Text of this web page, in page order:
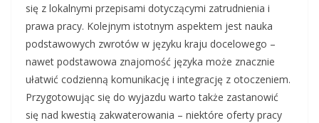
się z lokalnymi przepisami dotyczącymi zatrudnienia i
prawa pracy. Kolejnym istotnym aspektem jest nauka
podstawowych zwrotów w języku kraju docelowego –
nawet podstawowa znajomość języka może znacznie
ułatwić codzienną komunikację i integrację z otoczeniem.
Przygotowując się do wyjazdu warto także zastanowić
się nad kwestią zakwaterowania – niektóre oferty pracy